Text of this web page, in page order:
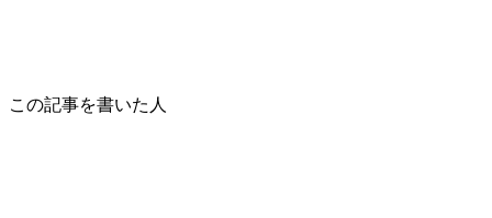
この記事を書いた人